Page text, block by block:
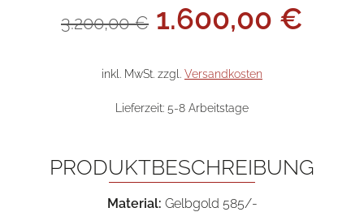
3.200,00€ Ursprünglicher
Preis
war:
3.200,00 €
1.600,00 €
inkl. MwSt. zzgl. Versandkosten
Lieferzeit: 5-8 Arbeitstage
PRODUKTBESCHREIBUNG
Material: Gelbgold 585/-